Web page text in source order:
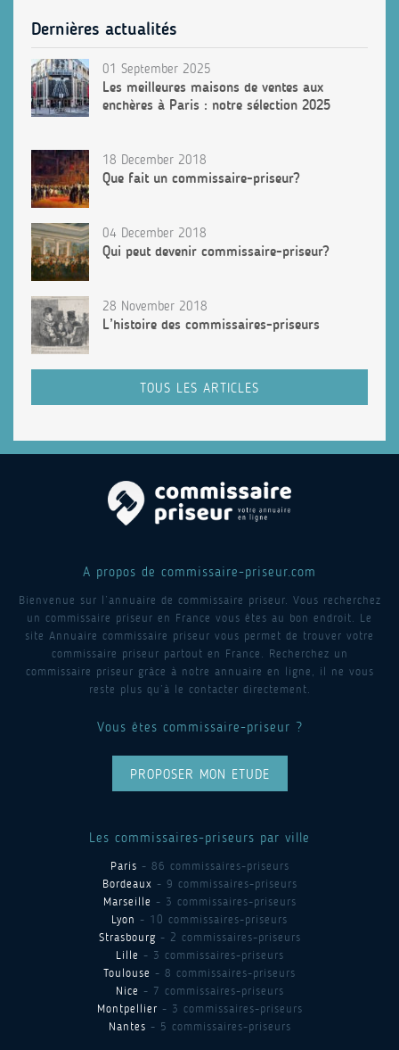
Dernières actualités
01 September 2025
Les meilleures maisons de ventes aux
enchères à Paris : notre sélection 2025
18 December 2018
Que fait un commissaire-priseur?
04 December 2018
Qui peut devenir commissaire-priseur?
28 November 2018
L’histoire des commissaires-priseurs
TOUS LES ARTICLES
A propos de commissaire-priseur.com
Bienvenue sur l’annuaire de commissaire priseur. Vous recherchez
un commissaire priseur en France vous êtes au bon endroit. Le
site Annuaire commissaire priseur vous permet de trouver votre
commissaire priseur partout en France. Recherchez un
commissaire priseur grâce à notre annuaire en ligne, il ne vous
reste plus qu’à le contacter directement.
Vous êtes commissaire-priseur ?
PROPOSER MON ETUDE
Les commissaires-priseurs par ville
Paris - 86 commissaires-priseurs
Bordeaux - 9 commissaires-priseurs
Marseille - 3 commissaires-priseurs
Lyon - 10 commissaires-priseurs
Strasbourg - 2 commissaires-priseurs
Lille - 3 commissaires-priseurs
Toulouse - 8 commissaires-priseurs
Nice - 7 commissaires-priseurs
Montpellier - 3 commissaires-priseurs
Nantes - 5 commissaires-priseurs